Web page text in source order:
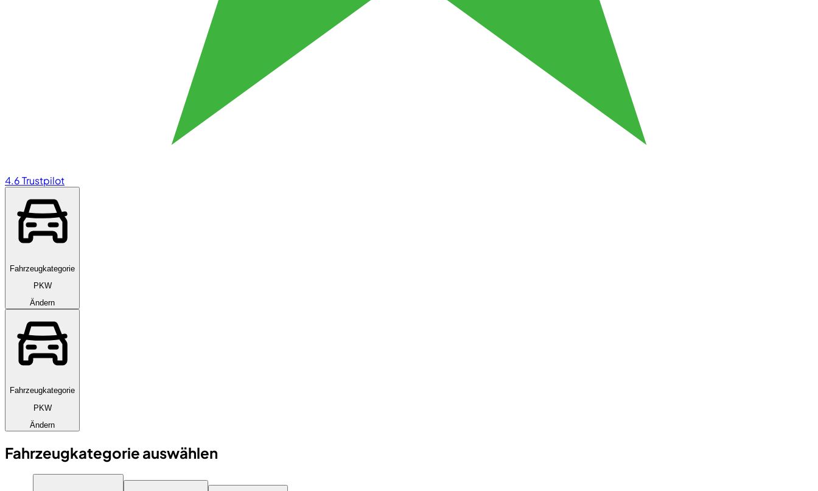
4.6Trustpilot
Fahrzeugkategorie
PKW
Ändern
Fahrzeugkategorie
PKW
Ändern
Fahrzeugkategorie auswählen